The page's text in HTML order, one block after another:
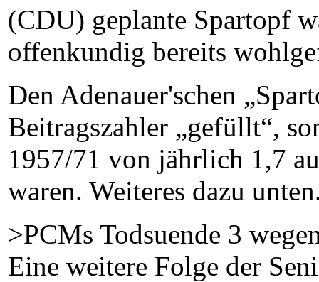
(CDU) geplante Spartopf
offenkundig bereits
Den Adenauer'schen
Beitragszahler „gefüllt“,
1957/71 von jährlich 1,7
waren. Weiteres dazu
>PCMs Todsuende 3
Eine weitere Folge der